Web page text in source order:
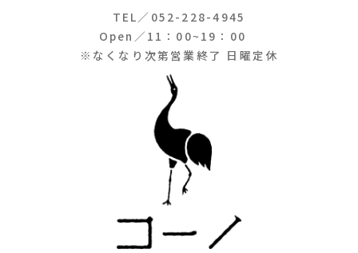
TEL／052-228-4945
Open／11：00~19：00
※なくなり次第営業終了 日曜定休